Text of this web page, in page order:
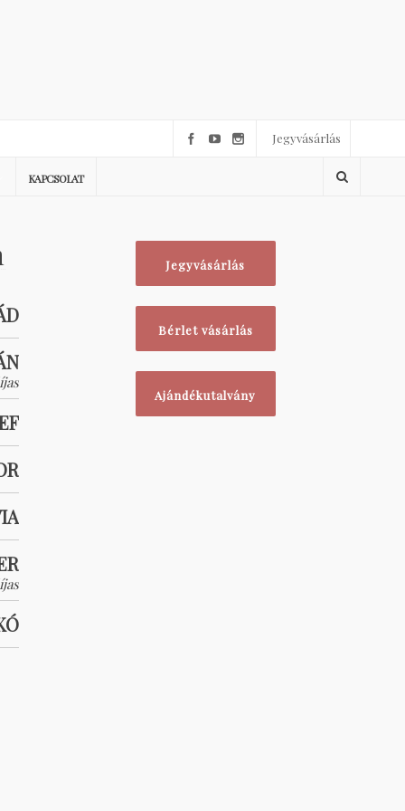
Jegyvásárlás
KAPCSOLAT
Jegyvásárlás
Bérlet vásárlás
Ajándékutalvány